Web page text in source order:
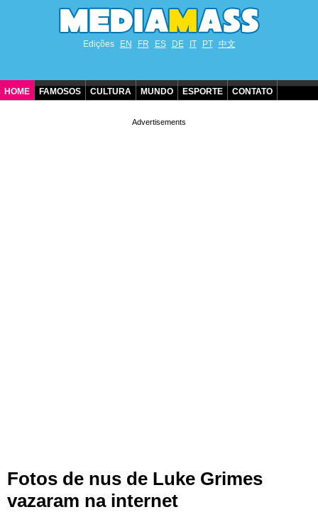
Edições EN FR ES DE IT PT 中文
HOME FAMOSOS CULTURA MUNDO ESPORTE CONTATO
Fotos de nus de Luke Grimes
vazaram na internet